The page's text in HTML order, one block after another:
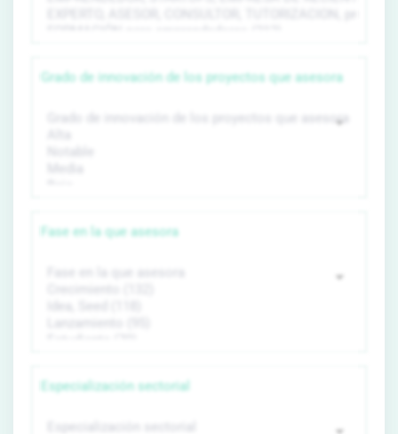
Grado de innovación de los proyectos que asesora
Fase en la que asesora
Especialización sectorial